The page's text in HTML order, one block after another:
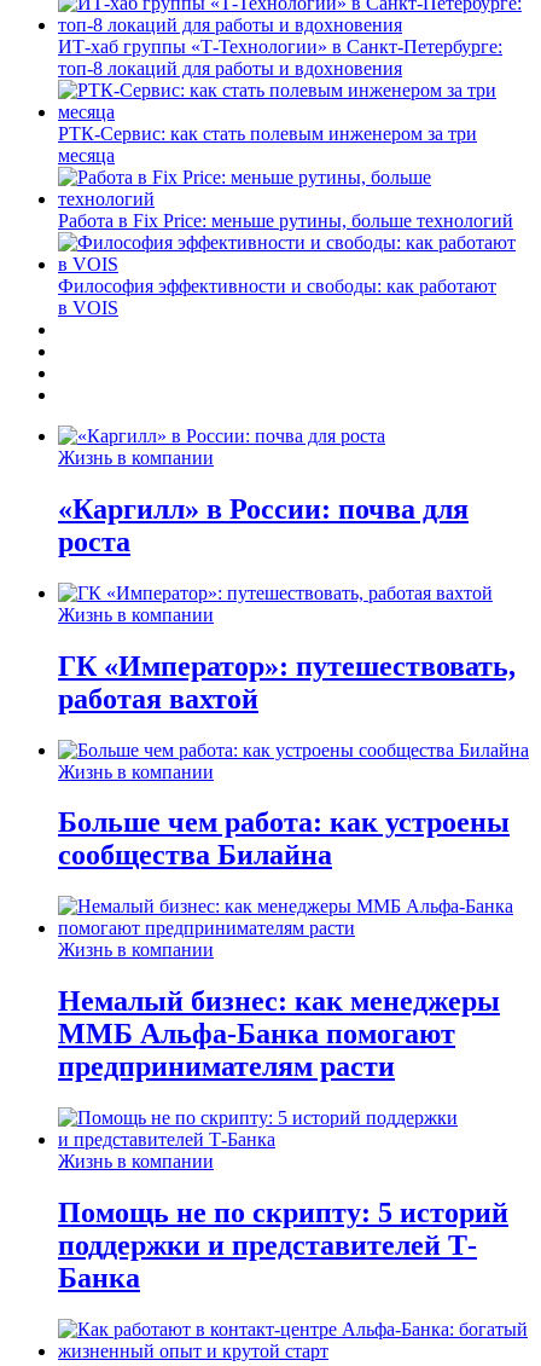
ИТ-хаб группы «Т-Технологии» в Санкт-Петербурге:
топ-8 локаций для работы и вдохновения
РТК-Сервис: как стать полевым инженером за три
месяца
Работа в Fix Price: меньше рутины, больше технологий
Философия эффективности и свободы: как работают
в VOIS
Жизнь в компании
«Каргилл» в России: почва для
роста
Жизнь в компании
ГК «Император»: путешествовать,
работая вахтой
Жизнь в компании
Больше чем работа: как устроены
сообщества Билайна
Жизнь в компании
Немалый бизнес: как менеджеры
ММБ Альфа-Банка помогают
предпринимателям расти
Жизнь в компании
Помощь не по скрипту: 5 историй
поддержки и представителей Т-
Банка